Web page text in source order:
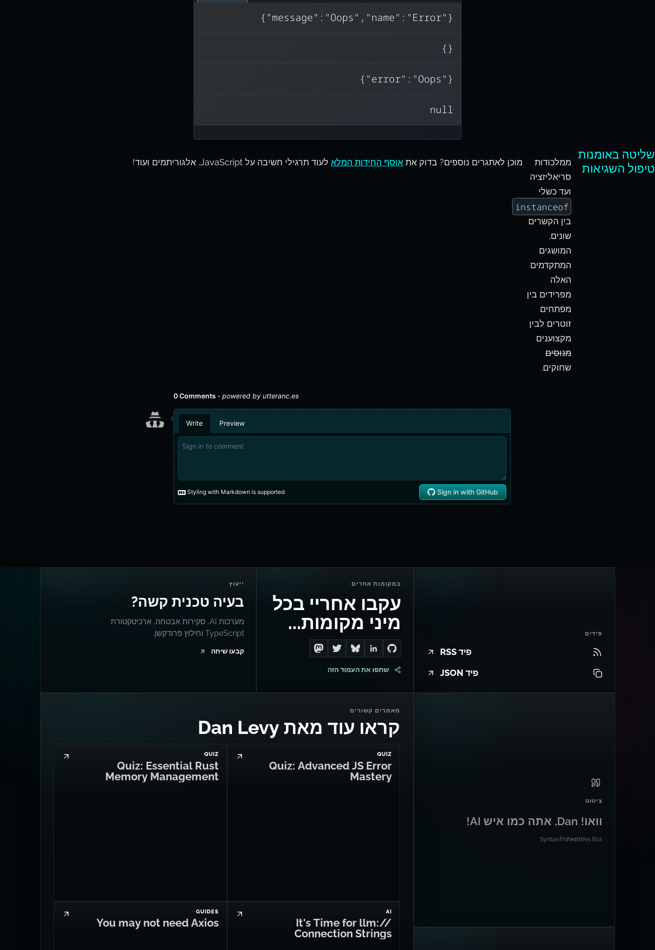
{"message":"Oops","name":"Error"}
{}
{"error":"Oops"}
null
), לכן
בעת שליחת שגיאות בתגובות API. השתמש ב-
או צור
שליטה באומנות
טיפול השגיאות
ממלכודות
סריאליזציה
ועד כשלי
instanceof
בין הקשרים
שונים,
המושגים
המתקדמים
האלה
מפרידים בין
מפתחים
זוטרים לבין
מקצוענים
מנוסים
שחוקים.
מוכן לאתגרים נוספים? בדוק את אוסף החידות המלא לעוד תרגילי חשיבה על JavaScript, אלגוריתמים ועוד!
פידים
פיד RSS
פיד JSON
ציטוט
וואו! Dan, אתה כמו איש AI!
Wes BosמאתSyntax.fm
במקומות אחרים
עקבו אחריי בכל
מיני מקומות...
Go to Dan's GitHub
Connect with me on LinkedIn
Follow me on Bluesky
Follow me on Twitter
Follow me on Mastodon
שתפו את העמוד הזה
ייעוץ
בעיה טכנית קשה?
מערכות AI, סקירות אבטחה, ארכיטקטורת
TypeScript וחילוץ פרודקשן.
קבעו שיחה
מאמרים קשורים
קראו עוד מאת Dan Levy
QUIZ
Quiz: Advanced JS Error
Mastery
QUIZ
Quiz: Essential Rust
Memory Management
AI
It's Time for llm://
Connection Strings
GUIDES
You may not need Axios